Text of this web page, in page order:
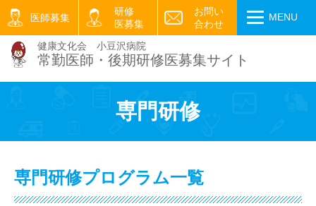
医師募集
研修
医募集
お問い
合わせ
健康文化会 小豆沢病院
常勤医師・後期研修医募集サイト
MENU
専門研修
専門研修プログラム一覧